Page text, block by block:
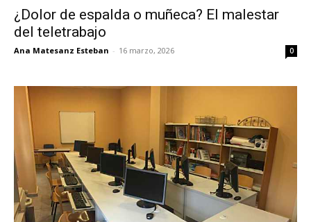
¿Dolor de espalda o muñeca? El malestar
del teletrabajo
Ana Matesanz Esteban - 16 marzo, 2026 0